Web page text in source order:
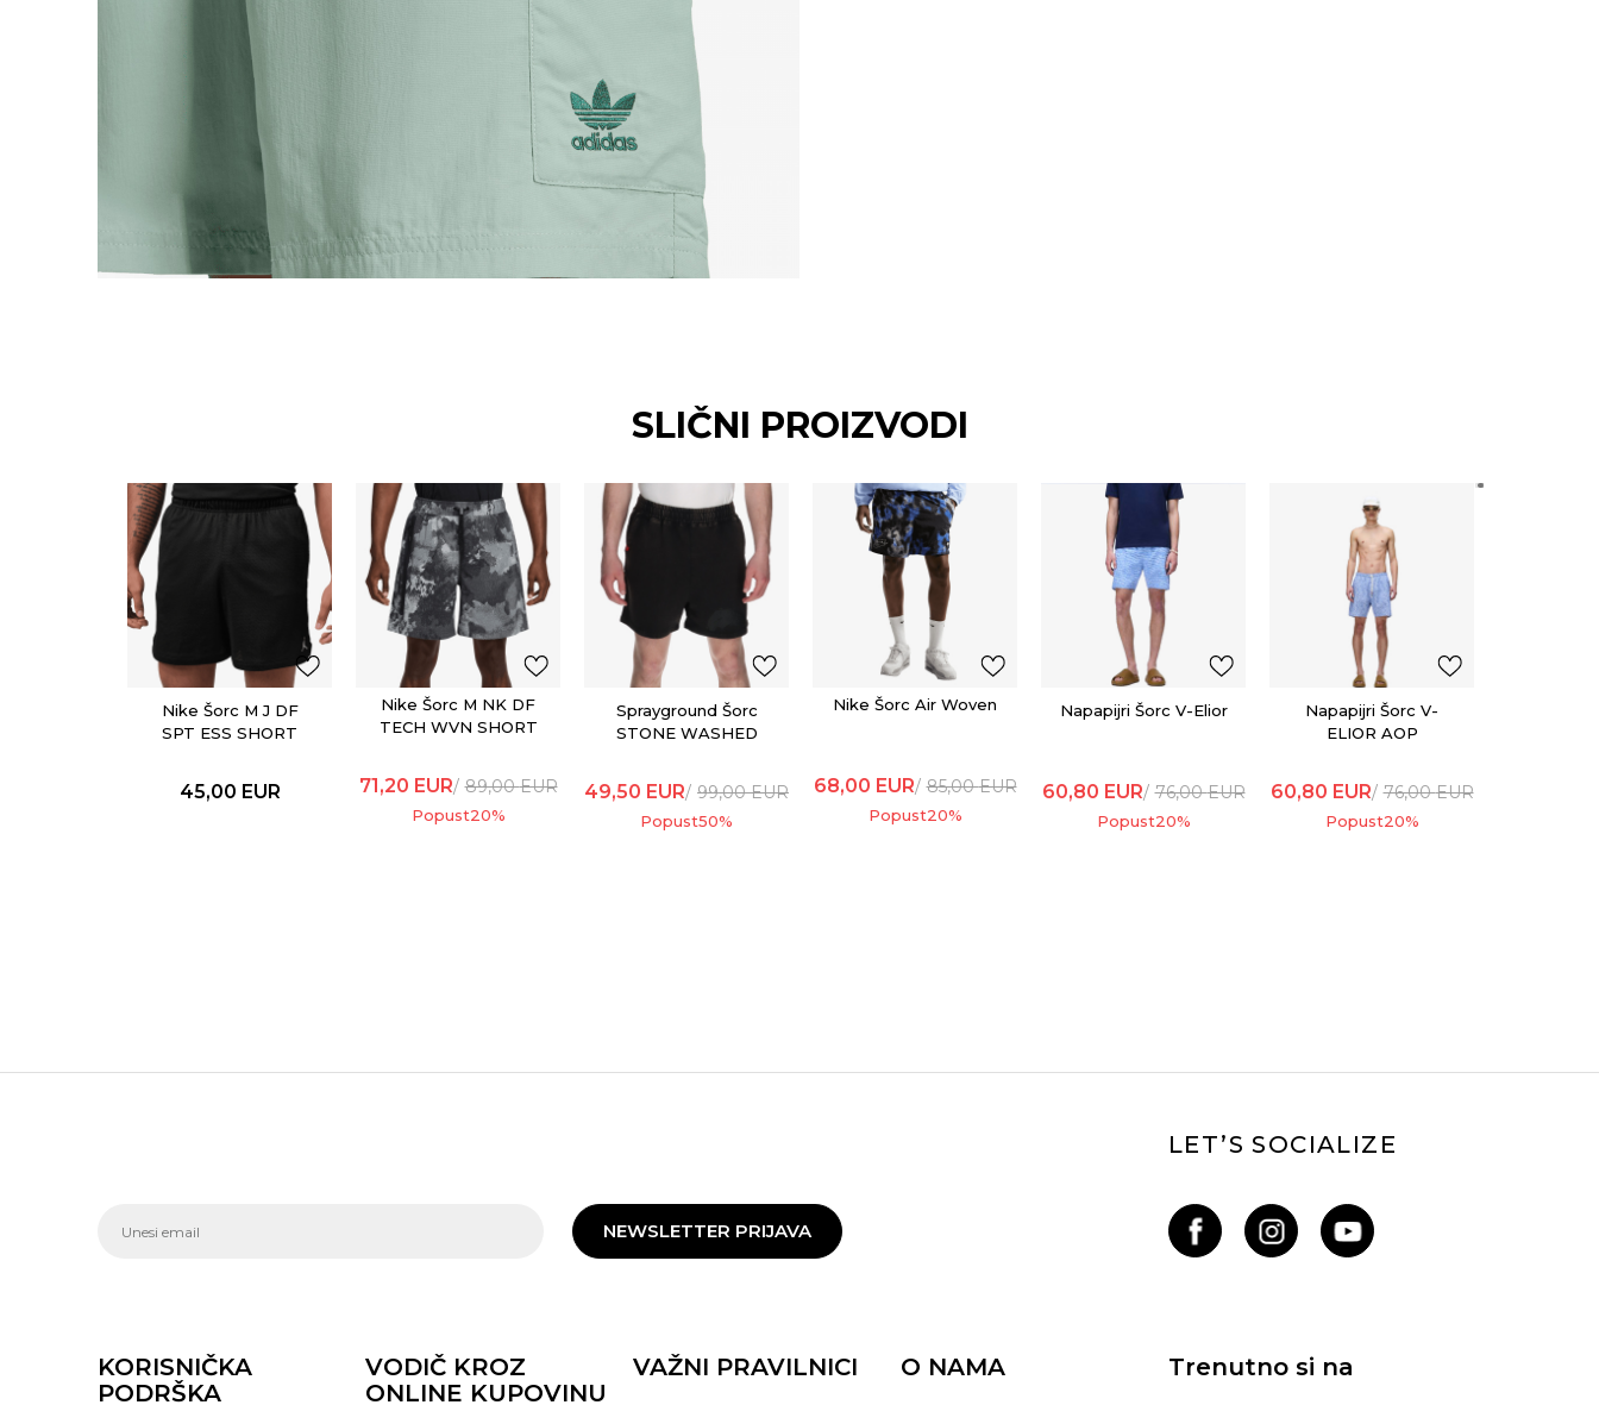
SLIČNI PROIZVODI
Nike Šorc M J DF
SPT ESS SHORT
45,00 EUR
Nike Šorc M NK DF
TECH WVN SHORT
71,20 EUR 89,00EUR
Popust20%
Sprayground Šorc
STONE WASHED
49,50 EUR 99,00EUR
Popust50%
Nike Šorc Air Woven
68,00 EUR 85,00EUR
Popust20%
Napapijri Šorc V-Elior
60,80 EUR 76,00EUR
Popust20%
Napapijri Šorc V-
ELIOR AOP
60,80 EUR 76,00EUR
Popust20%
NEWSLETTER PRIJAVA
LET’S SOCIALIZE
KORISNIČKA
PODRŠKA
VODIČ KROZ
ONLINE KUPOVINU
VAŽNI PRAVILNICI O NAMA Trenutno si na